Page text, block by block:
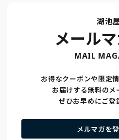
湖池
メール
MAIL
お得なクーポンや限定
お届けする無料のメ
ぜひお早めにご登
メルマガを